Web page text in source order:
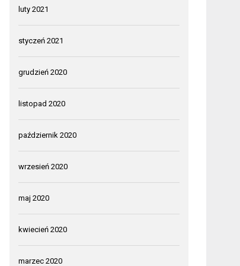
luty 2021
styczeń 2021
grudzień 2020
listopad 2020
październik 2020
wrzesień 2020
maj 2020
kwiecień 2020
marzec 2020